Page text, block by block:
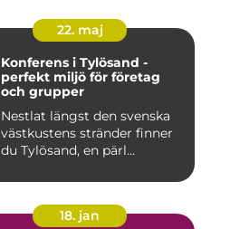
22. maj
Konferens i Tylösand -
perfekt miljö för företag
och grupper
Nestlat längst den svenska
västkustens stränder finner
du Tylösand, en pärl...
18. jan